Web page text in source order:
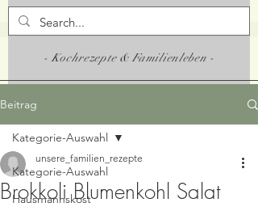
- Kochrezepte & Familienleben -
Beitrag
Kategorie-Auswahl
Hausmannskost
Kategorie-Auswahl
Brokkoli Blumenkohl Salat
unsere_familien_rezepte